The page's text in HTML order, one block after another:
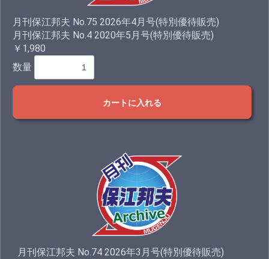
月刊保江邦夫 No.75 2026年4月号(特別優待販売)
月刊保江邦夫 No.4 2020年5月号(特別優待販売)
￥1,980
数量
カートに入れる
月刊保江邦夫 No.74 2026年3月号(特別優待販売)